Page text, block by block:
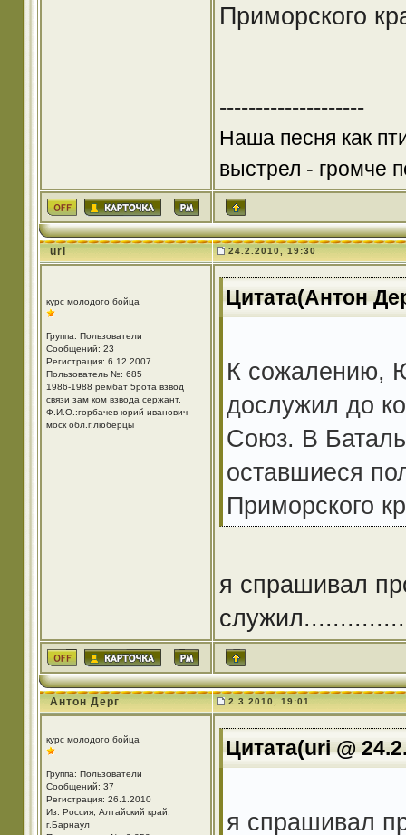
Приморского
--------------------
Наша песня как
выстрел - громче
uri 24.2.2010, 19:30
курс молодого бойца
Группа: Пользователи
Сообщений: 23
Регистрация: 6.12.2007
Пользователь №: 685
1986-1988 рембат 5рота взвод
связи зам ком взвода сержант.
Ф.И.О.:горбачев юрий иванович
моск обл.г.люберцы
Цитата(Антон
К сожалению,
дослужил до
Союз. В
оставшиеся
Приморского
я спрашивал
Антон Дерг 2.3.2010, 19:01
курс молодого бойца
Группа: Пользователи
Сообщений: 37
Регистрация: 26.1.2010
Из: Россия, Алтайский край,
г.Барнаул
Цитата(uri @
я спрашивал